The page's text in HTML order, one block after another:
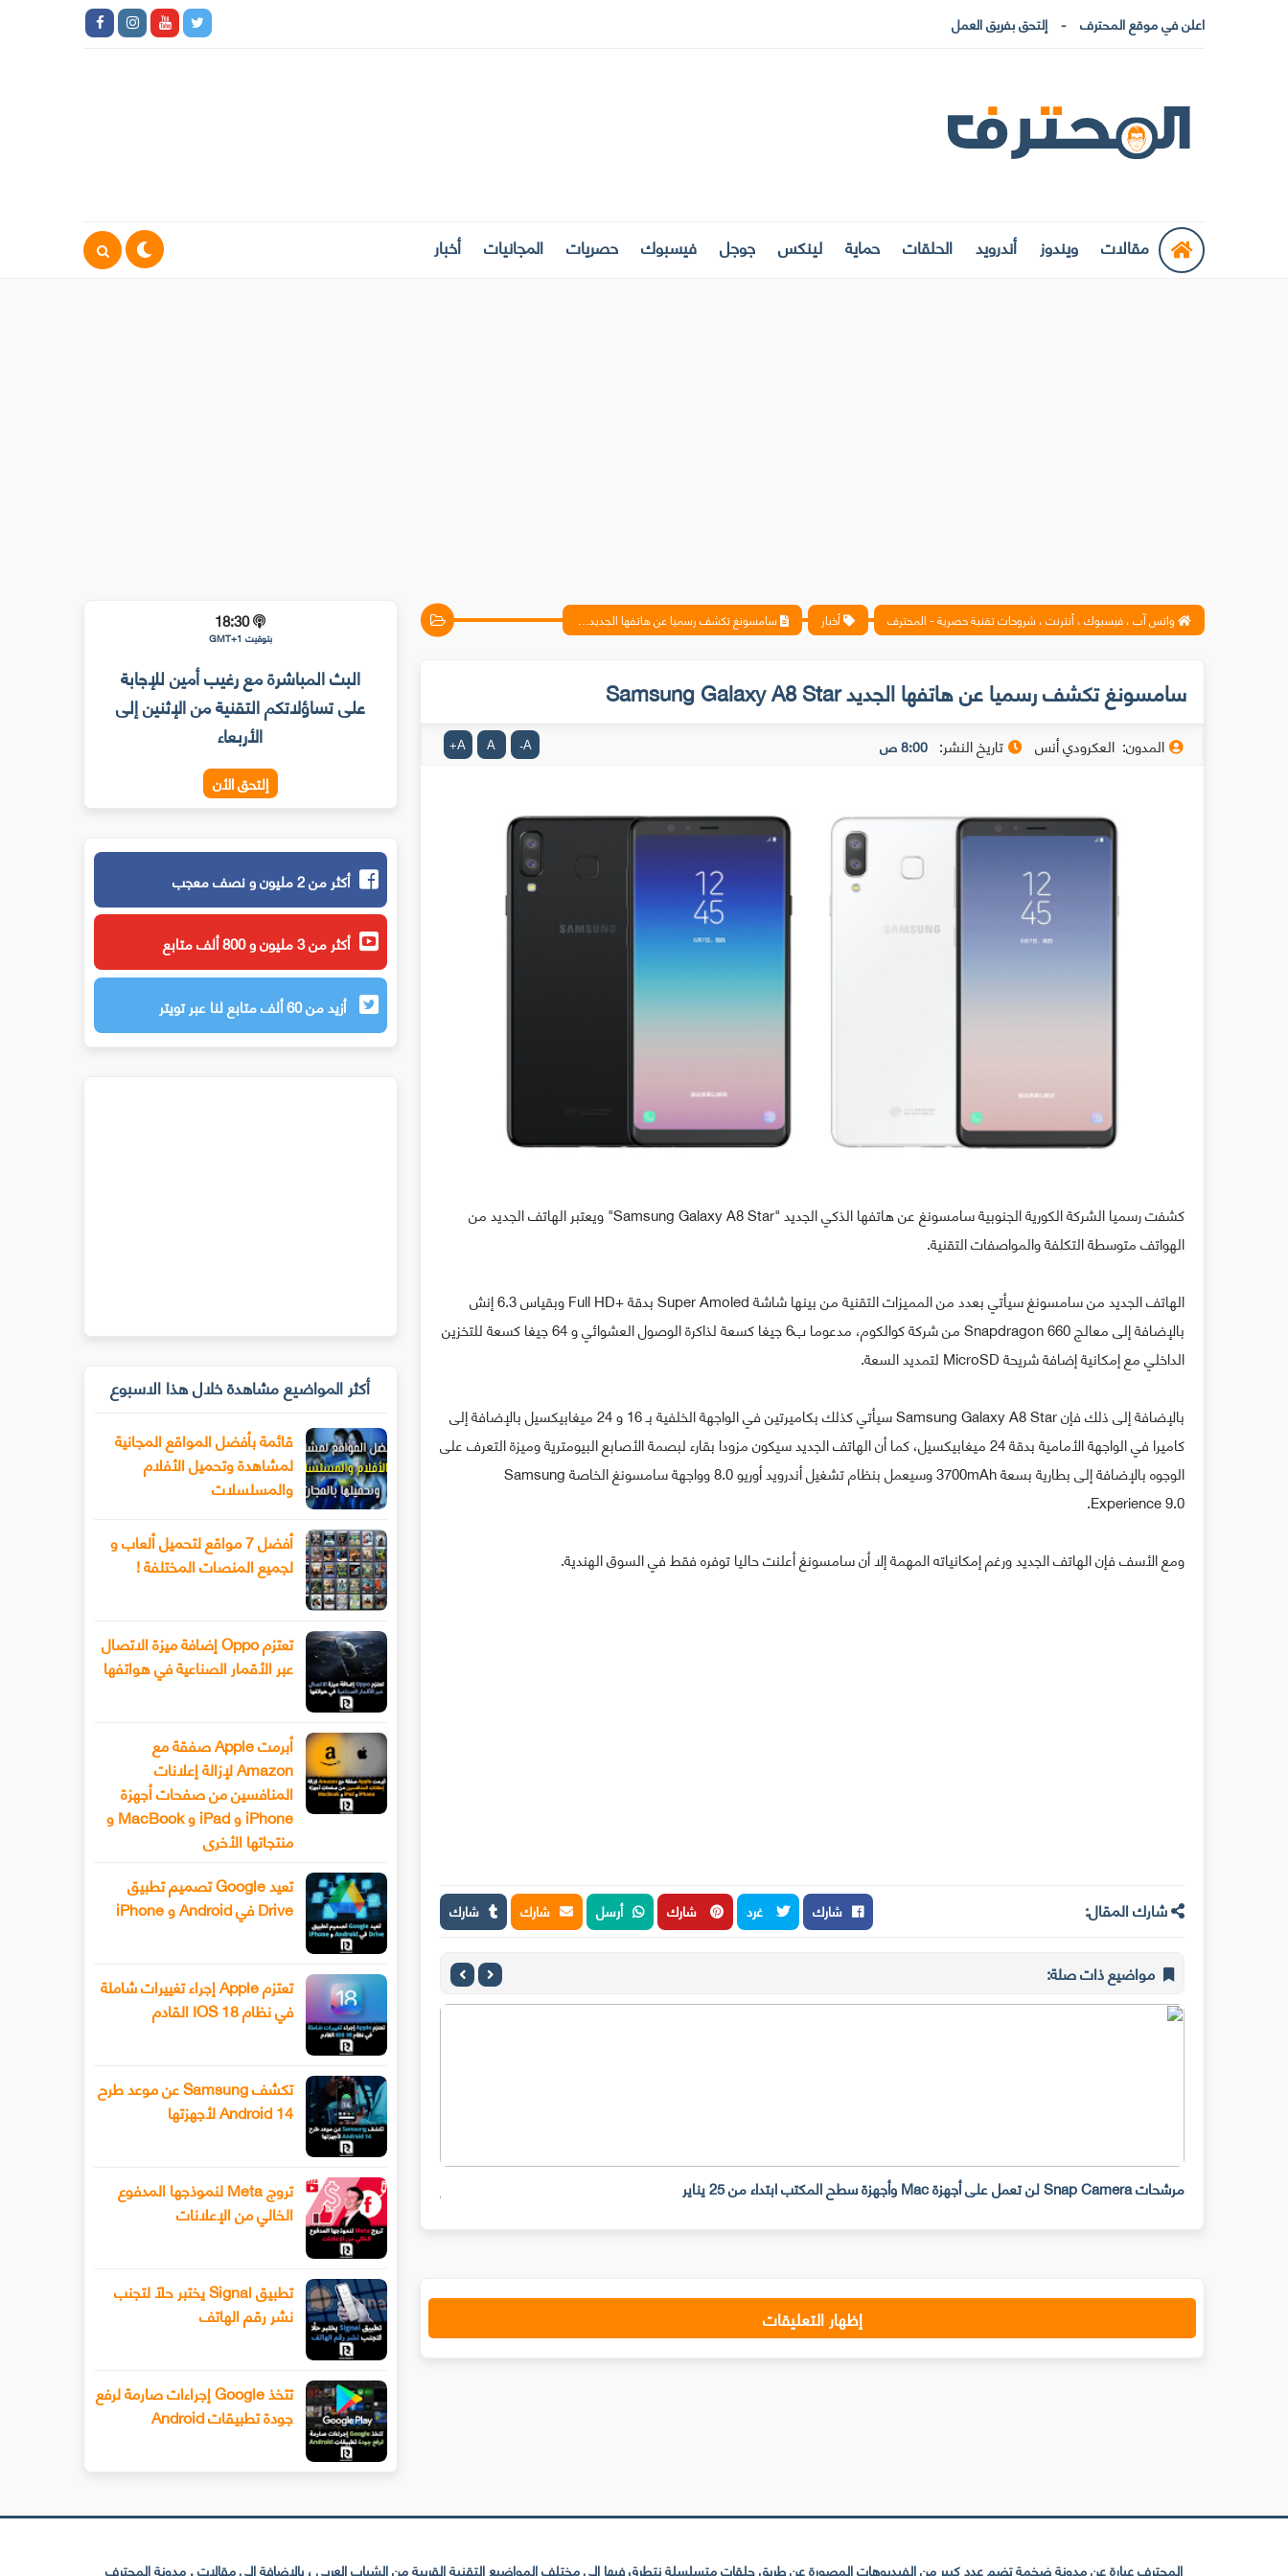
اعلن في موقع المحترف إلتحق بفريق العمل
مقالات ويندوز أندرويد الحلقات حماية لينكس جوجل فيسبوك حصريات المجانيات أخبار
واتس آب ، فيسبوك ، أنترنت ، شروحات تقنية حصرية - المحترف أخبار سامسونغ تكشف رسميا عن هاتفها الجديد Samsung Galaxy A8 Star
سامسونغ تكشف رسميا عن هاتفها الجديد Samsung Galaxy A8 Star
المدون: العكرودي أنس تاريخ النشر: 8:00 ص A
-
A
A
+
كشفت رسميا الشركة الكورية الجنوبية سامسونغ عن هاتفها الذكي الجديد "Samsung Galaxy A8 Star" ويعتبر الهاتف الجديد من
الهواتف متوسطة التكلفة والمواصفات التقنية.
الهاتف الجديد من سامسونغ سيأتي بعدد من المميزات التقنية من بينها شاشة Super Amoled بدقة +Full HD وبقياس 6.3 إنش
بالإضافة إلى معالج Snapdragon 660 من شركة كوالكوم، مدعوما ب6 جيغا كسعة لذاكرة الوصول العشوائي و 64 جيغا كسعة للتخزين
الداخلي مع إمكانية إضافة شريحة MicroSD لتمديد السعة.
بالإضافة إلى ذلك فإن Samsung Galaxy A8 Star سيأتي كذلك بكاميرتين في الواجهة الخلفية بـ 16 و 24 ميغابيكسيل بالإضافة إلى
كاميرا في الواجهة الأمامية بدقة 24 ميغابيكسيل، كما أن الهاتف الجديد سيكون مزودا بقارء لبصمة الأصابع البيومترية وميزة التعرف على
الوجوه بالإضافة إلى بطارية بسعة 3700mAh وسيعمل بنظام تشغيل أندرويد أوريو 8.0 وواجهة سامسونغ الخاصة Samsung
Experience 9.0.
ومع الأسف فإن الهاتف الجديد ورغم إمكانياته المهمة إلا أن سامسونغ أعلنت حاليا توفره فقط في السوق الهندية.
شارك المقال: شارك غرد شارك أرسل شارك شارك
مواضيع ذات صلة:
مرشحات Snap Camera لن تعمل على أجهزة Mac وأجهزة سطح المكتب ابتداء من 25 يناير إليك المبلغ الذي يتعين عليك دفعه لمشاركة حساب Netflix مع صديق ابتداء من عام 2023
إظهار التعليقات
18:30
بتوقيت GMT+1
البث المباشرة مع رغيب أمين للإجابة
على تساؤلاتكم التقنية من الإثنين إلى
الأربعاء
إلتحق الأن
أكثر من 2 مليون و نصف معجب
أكثر من 3 مليون و 800 ألف متابع
أزيد من 60 ألف متابع لنا عبر تويتر
أكثر المواضيع مشاهدة خلال هذا الاسبوع
قائمة بأفضل المواقع المجانية
لمشاهدة وتحميل الأفلام
والمسلسلات
أفضل 7 مواقع لتحميل ألعاب و
لجميع المنصات المختلفة !
تعتزم Oppo إضافة ميزة الاتصال
عبر الأقمار الصناعية في هواتفها
أبرمت Apple صفقة مع
Amazon لإزالة إعلانات
المنافسين من صفحات أجهزة
iPhone و iPad و MacBook و
منتجاتها الأخرى
تعيد Google تصميم تطبيق
Drive في Android و iPhone
تعتزم Apple إجراء تغييرات شاملة
في نظام IOS 18 القادم
تكشف Samsung عن موعد طرح
Android 14 لأجهزتها
تروج Meta لنموذجها المدفوع
الخالي من الإعلانات
تطبيق Signal يختبر حلًا لتجنب
نشر رقم الهاتف
تتخذ Google إجراءات صارمة لرفع
جودة تطبيقات Android
المحترف عبارة عن مدونة ضخمة تضم عدد كبير من الفيديوهات المصورة عن طريق حلقات متسلسلة نتطرق فيها إلى مختلف المواضيع التقنية القريبة من الشباب العربي ، بالإضافة إلى مقالات . مدونة المحترف